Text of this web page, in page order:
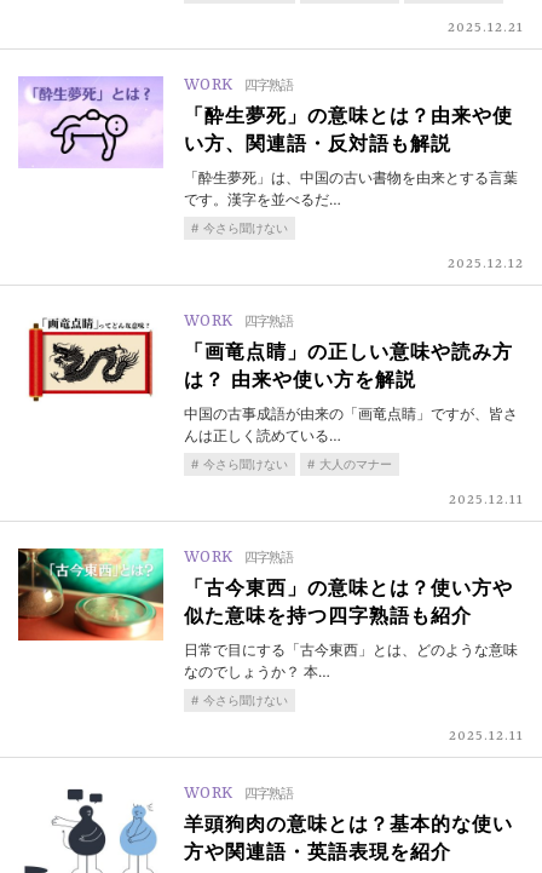
2025.12.21
WORK 四字熟語
「酔生夢死」の意味とは？由来や使
い方、関連語・反対語も解説
「酔生夢死」は、中国の古い書物を由来とする言葉
です。漢字を並べるだ…
今さら聞けない
2025.12.12
WORK 四字熟語
「画竜点睛」の正しい意味や読み方
は？ 由来や使い方を解説
中国の古事成語が由来の「画竜点睛」ですが、皆さ
んは正しく読めている…
今さら聞けない 大人のマナー
2025.12.11
WORK 四字熟語
「古今東西」の意味とは？使い方や
似た意味を持つ四字熟語も紹介
日常で目にする「古今東西」とは、どのような意味
なのでしょうか？ 本…
今さら聞けない
2025.12.11
WORK 四字熟語
羊頭狗肉の意味とは？基本的な使い
方や関連語・英語表現を紹介